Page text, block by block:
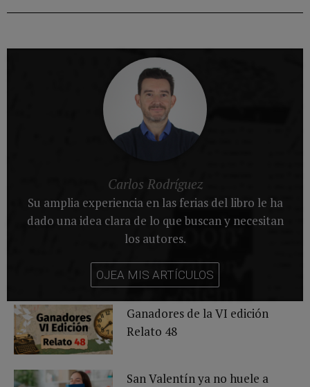
Carlos Rodríguez
Su amplia experiencia en las ferias del libro le ha
dado una idea clara de lo que buscan y necesitan
los autores.
OJEA MIS ARTÍCULOS
Ganadores de la VI edición
Relato 48
San Valentín ya no huele a